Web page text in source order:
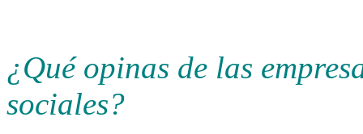
¿Qué opinas de las
sociales?